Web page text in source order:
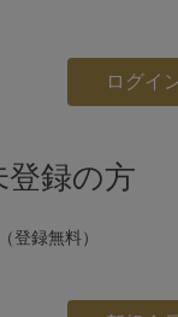
録の方
登録無料）